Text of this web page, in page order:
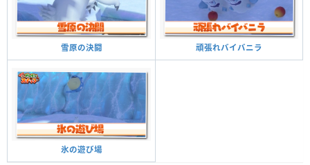
雪原の決闘 頑張れバイバニラ
氷の遊び場